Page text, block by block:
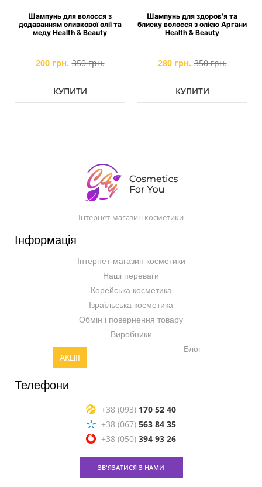
Шампунь для волосся з
додаванням оливкової олії та
меду Health & Beauty
200 грн. 350 грн.
КУПИТИ
Шампунь для здоров'я та
блиску волосся з олією Аргани
Health & Beauty
280 грн. 350 грн.
КУПИТИ
Інтернет-магазин косметики
Інформація
Інтернет-магазин косметики
Наші переваги
Корейська косметика
Ізраїльська косметика
Обмін і повернення товару
Виробники
АКЦІЇ
Блог
Телефони
+38 (093) 170 52 40
+38 (067) 563 84 35
+38 (050) 394 93 26
ЗВ'ЯЗАТИСЯ З НАМИ